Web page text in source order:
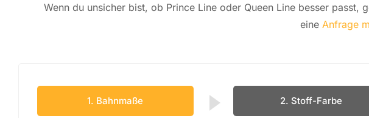
Wenn du un­si­cher bist, ob Prince Line oder Queen Line besser passt,
eine Anfrage
1. Bahnmaße 2. Stoff-Farbe